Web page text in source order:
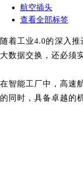
航空插头
查看全部标签
随着工业4.0的深入
大数据交换，还必须
在智能工厂中，高速
的同时，具备卓越的